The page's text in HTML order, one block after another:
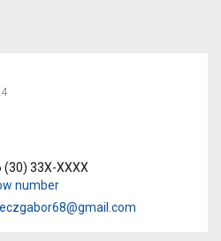
(30) 33X-XXXX
number